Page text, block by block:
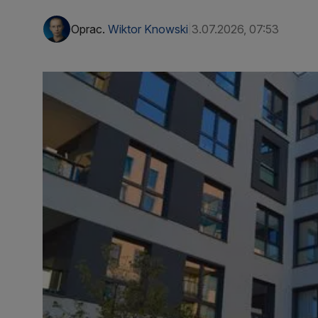
Oprac. Wiktor Knowski 3.07.2026, 07:53